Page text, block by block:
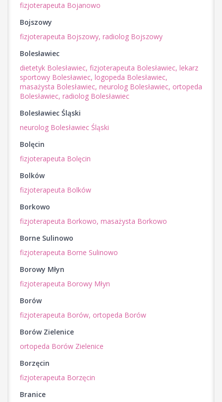
fizjoterapeuta Bojanowo
Bojszowy
fizjoterapeuta Bojszowy, radiolog Bojszowy
Bolesławiec
dietetyk Bolesławiec, fizjoterapeuta Bolesławiec, lekarz
sportowy Bolesławiec, logopeda Bolesławiec,
masażysta Bolesławiec, neurolog Bolesławiec, ortopeda
Bolesławiec, radiolog Bolesławiec
Bolesławiec Śląski
neurolog Bolesławiec Śląski
Bolęcin
fizjoterapeuta Bolęcin
Bolków
fizjoterapeuta Bolków
Borkowo
fizjoterapeuta Borkowo, masażysta Borkowo
Borne Sulinowo
fizjoterapeuta Borne Sulinowo
Borowy Młyn
fizjoterapeuta Borowy Młyn
Borów
fizjoterapeuta Borów, ortopeda Borów
Borów Zielenice
ortopeda Borów Zielenice
Borzęcin
fizjoterapeuta Borzęcin
Branice